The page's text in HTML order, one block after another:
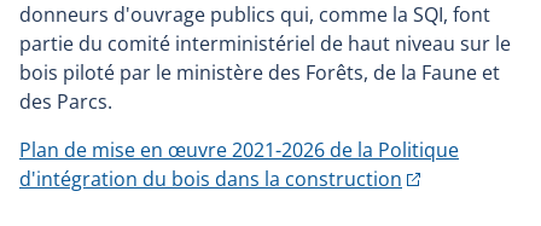
donneurs d'ouvrage publics qui, comme la SQI, font
partie du comité interministériel de haut niveau sur le
bois piloté par le ministère des Forêts, de la Faune et
des Parcs.
Plan de mise en œuvre 2021-2026 de la Politique
d'intégration du bois dans la construction